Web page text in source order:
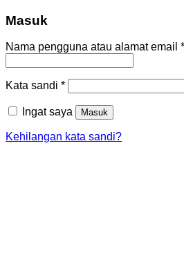
Masuk
Nama pengguna atau alamat email *
Kata sandi *
Ingat saya Masuk
Kehilangan kata sandi?